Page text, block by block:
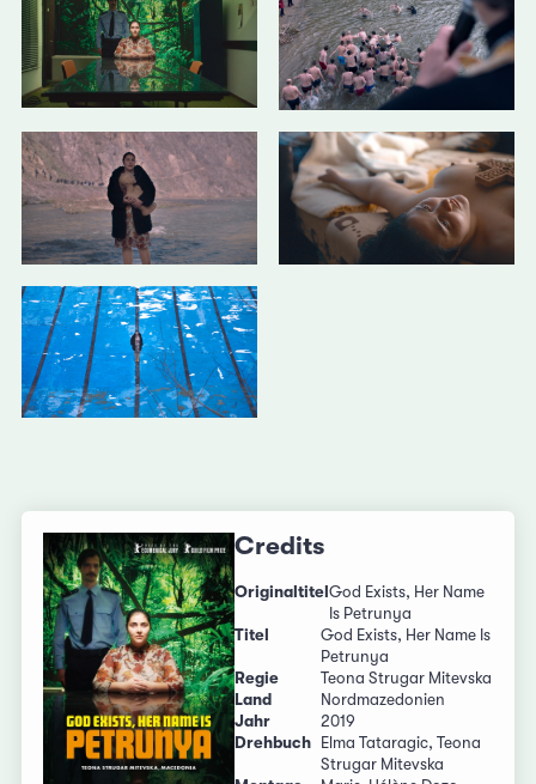
Credits
Originaltitel God Exists, Her Name
Is Petrunya
Titel
God Exists, Her Name Is
Petrunya
Regie
Teona Strugar Mitevska
Land
Nordmazedonien
Jahr
2019
Drehbuch
Elma Tataragic, Teona
Strugar Mitevska